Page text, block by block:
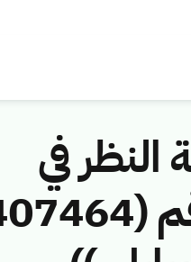
النظر في